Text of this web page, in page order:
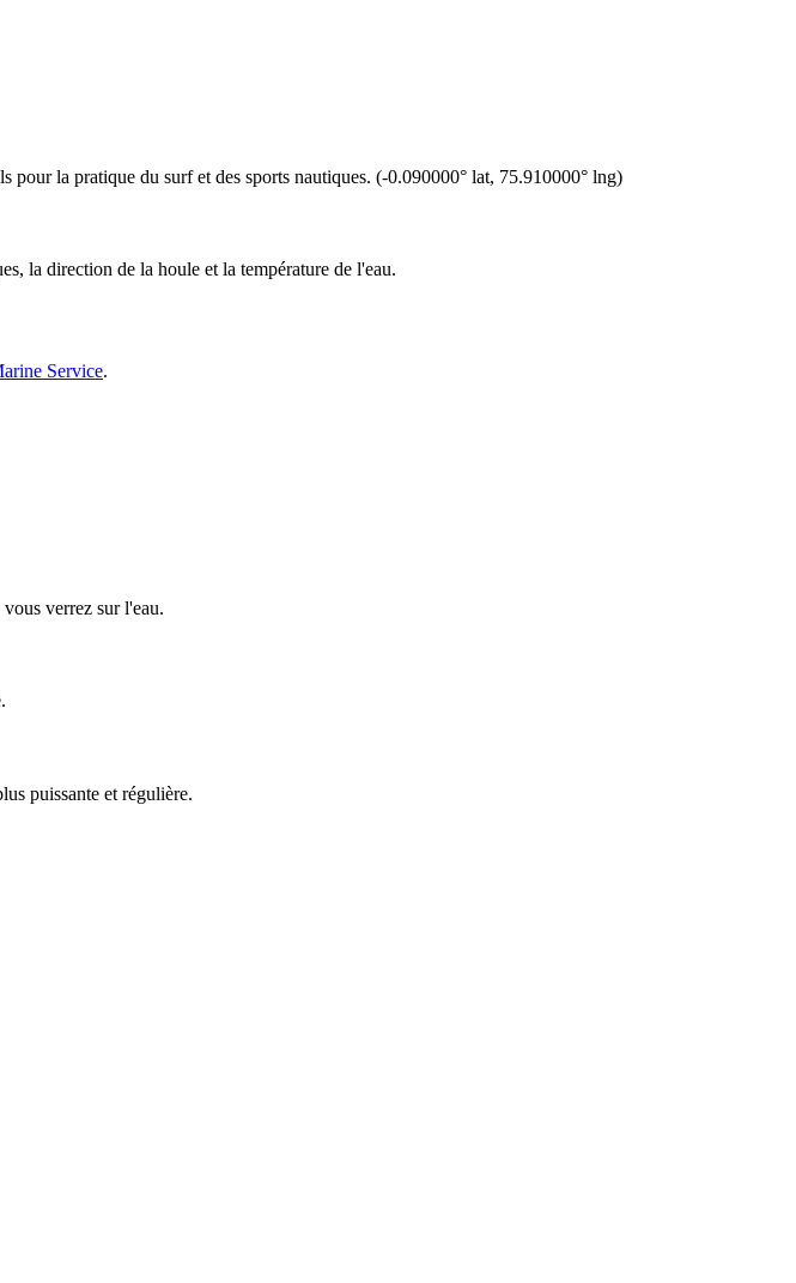
pour la pratique du surf et des sports nautiques. (-0.090000° lat, 75.910000° lng)
la direction de la houle et la température de l'eau.
Service.
verrez sur l'eau.
puissante et régulière.